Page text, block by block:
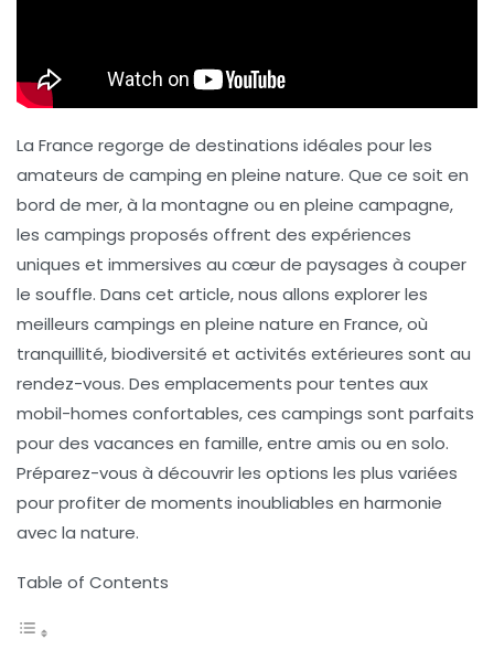
La France regorge de destinations idéales pour les
amateurs de camping en pleine nature. Que ce soit en
bord de mer, à la montagne ou en pleine campagne,
les campings proposés offrent des expériences
uniques et immersives au cœur de paysages à couper
le souffle. Dans cet article, nous allons explorer les
meilleurs campings en pleine nature en France, où
tranquillité, biodiversité et activités extérieures sont au
rendez-vous. Des emplacements pour tentes aux
mobil-homes confortables, ces campings sont parfaits
pour des vacances en famille, entre amis ou en solo.
Préparez-vous à découvrir les options les plus variées
pour profiter de moments inoubliables en harmonie
avec la nature.
Table of Contents